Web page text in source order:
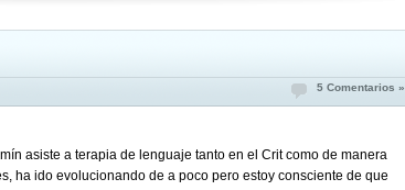
5 Comentarios »
asiste a terapia de lenguaje tanto en el Crit como de manera
ha ido evolucionando de a poco pero estoy consciente de que